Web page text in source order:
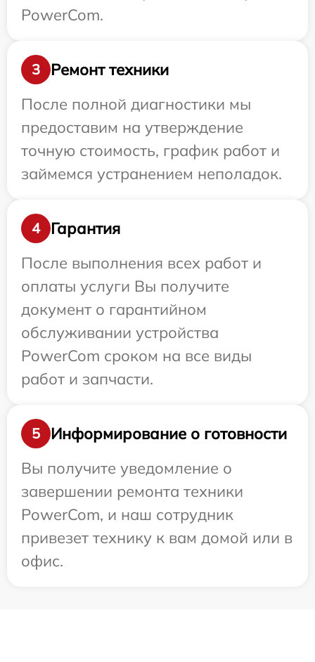
PowerCom.
3
Ремонт техники
После полной диагностики мы
предоставим на утверждение
точную стоимость, график работ и
займемся устранением неполадок.
4
Гарантия
После выполнения всех работ и
оплаты услуги Вы получите
документ о гарантийном
обслуживании устройства
PowerCom сроком на все виды
работ и запчасти.
5
Информирование о готовности
Вы получите уведомление о
завершении ремонта техники
PowerCom, и наш сотрудник
привезет технику к вам домой или в
офис.